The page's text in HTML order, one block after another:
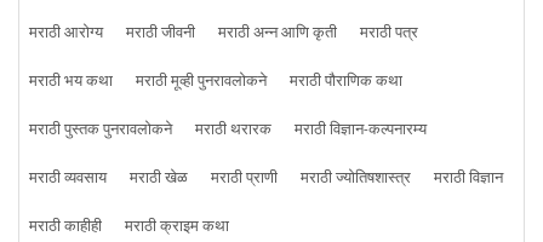
मराठी आरोग्य
मराठी जीवनी मराठी अन्न आणि कृती
मराठी पत्र
मराठी भय कथा
मराठी मूव्ही पुनरावलोकने
मराठी पौराणिक कथा
मराठी पुस्तक पुनरावलोकने
मराठी थरारक
मराठी विज्ञान-कल्पनारम्य
मराठी व्यवसाय
मराठी खेळ मराठी प्राणी मराठी ज्योतिषशास्त्र
मराठी विज्ञान
मराठी काहीही
मराठी क्राइम कथा